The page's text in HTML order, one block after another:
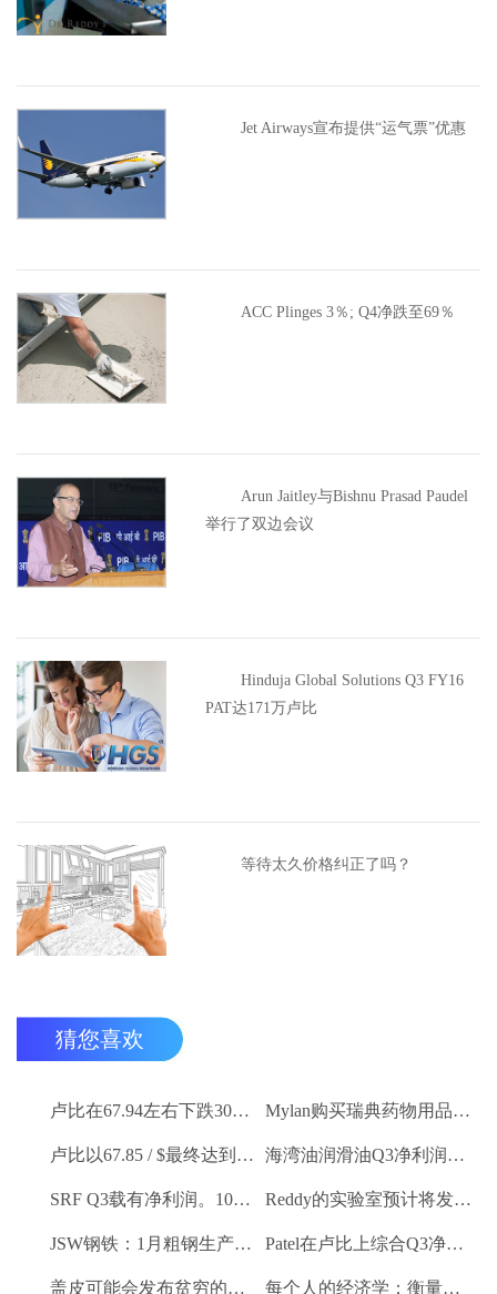
Jet Airways宣布提供“运气票”优惠
ACC Plinges 3％; Q4净跌至69％
Arun Jaitley与Bishnu Prasad Paudel
举行了双边会议
Hinduja Global Solutions Q3 FY16
PAT达171万卢比
等待太久价格纠正了吗？
猜您喜欢
卢比在67.94左右下跌30杆，反对美元 Mylan购买瑞典药物用品Meda
卢比以67.85 / $最终达到5杆 海湾油润滑油Q3净利润卢比。26.2亿卢比
SRF Q3载有净利润。100.6亿卢比 Reddy的实验室预计将发布令人印象深刻的Q3号码
JSW钢铁：1月粗钢生产9.27 LK吨 Patel在卢比上综合Q3净利润。2.1亿卢比
盖皮可能会发布贫穷的Q3数字 每个人的经济学：衡量新的GDP